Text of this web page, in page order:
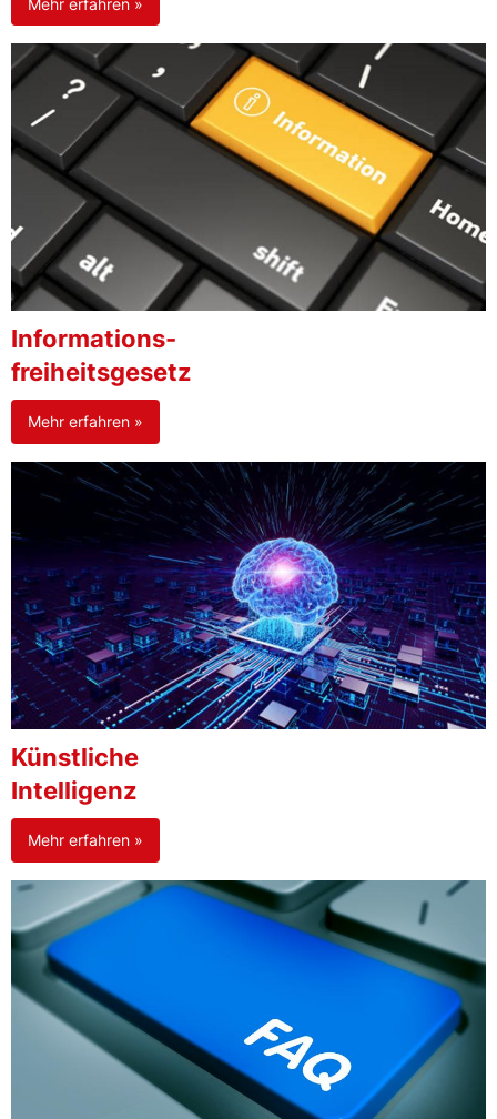
Informations-
freiheitsgesetz
Mehr erfahren »
Künstliche
Intelligenz
Mehr erfahren »